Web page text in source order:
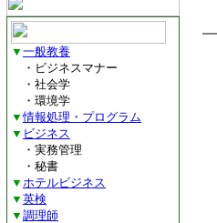
▼ 一般教養
・ビジネスマナー
・社会学
・環境学
▼情報処理・プログラム
▼ ビジネス
・実務管理
・秘書
▼ ホテルビジネス
▼ 英検
▼ 調理師